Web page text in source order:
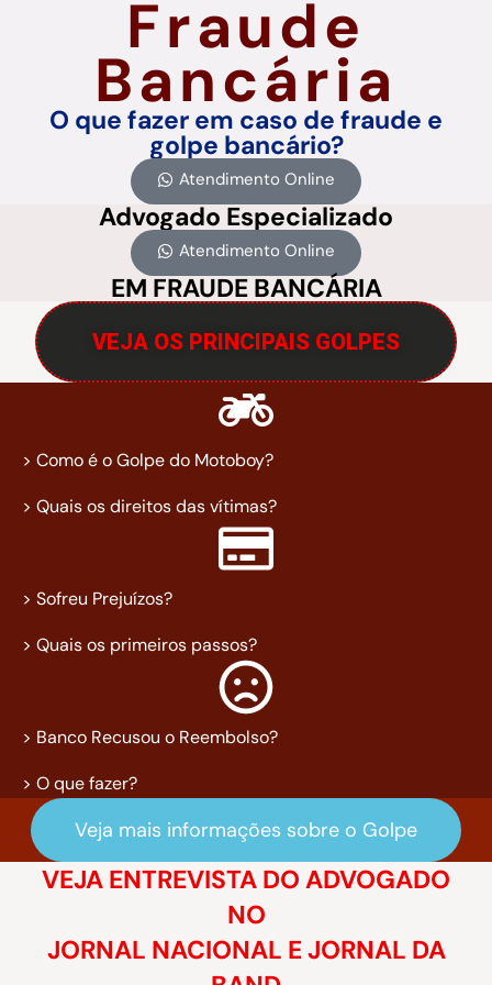
Fraude
Bancária
O que fazer em caso de fraude e
golpe bancário?
Atendimento Online
Advogado Especializado
Atendimento Online
EM FRAUDE BANCÁRIA
VEJA OS PRINCIPAIS GOLPES
> Como é o Golpe do Motoboy?
> Quais os direitos das vítimas?
> Sofreu Prejuízos?
> Quais os primeiros passos?
> Banco Recusou o Reembolso?
> O que fazer?
Veja mais informações sobre o Golpe
VEJA ENTREVISTA DO ADVOGADO
NO
JORNAL NACIONAL E JORNAL DA